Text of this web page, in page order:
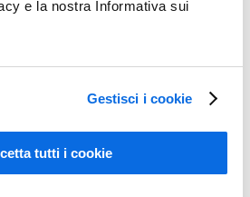
e la nostra Informativa sui
Gestisci i cookie
tutti i cookie